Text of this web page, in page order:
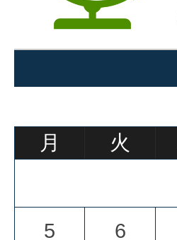
月 火
5 6